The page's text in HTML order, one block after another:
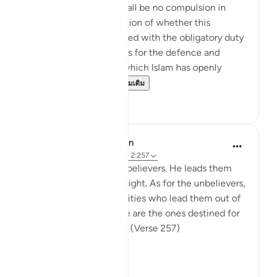
The statement "There shall be no compulsion in
religion," raises the question of whether this
principle can be reconciled with the obligatory duty
of jihad, or taking up arms for the defence and
protection of the faith, which Islam has openly
ดูเพิ่มเติม
In the Shade of the Quran
อายะห์ 2:257
God is the Patron of the believers. He leads them
out of darkness into the light. As for the unbelievers,
their patrons are false deities who lead them out of
light into darkness. Those are the ones destined for
the fire, therein to abide. (Verse 257)